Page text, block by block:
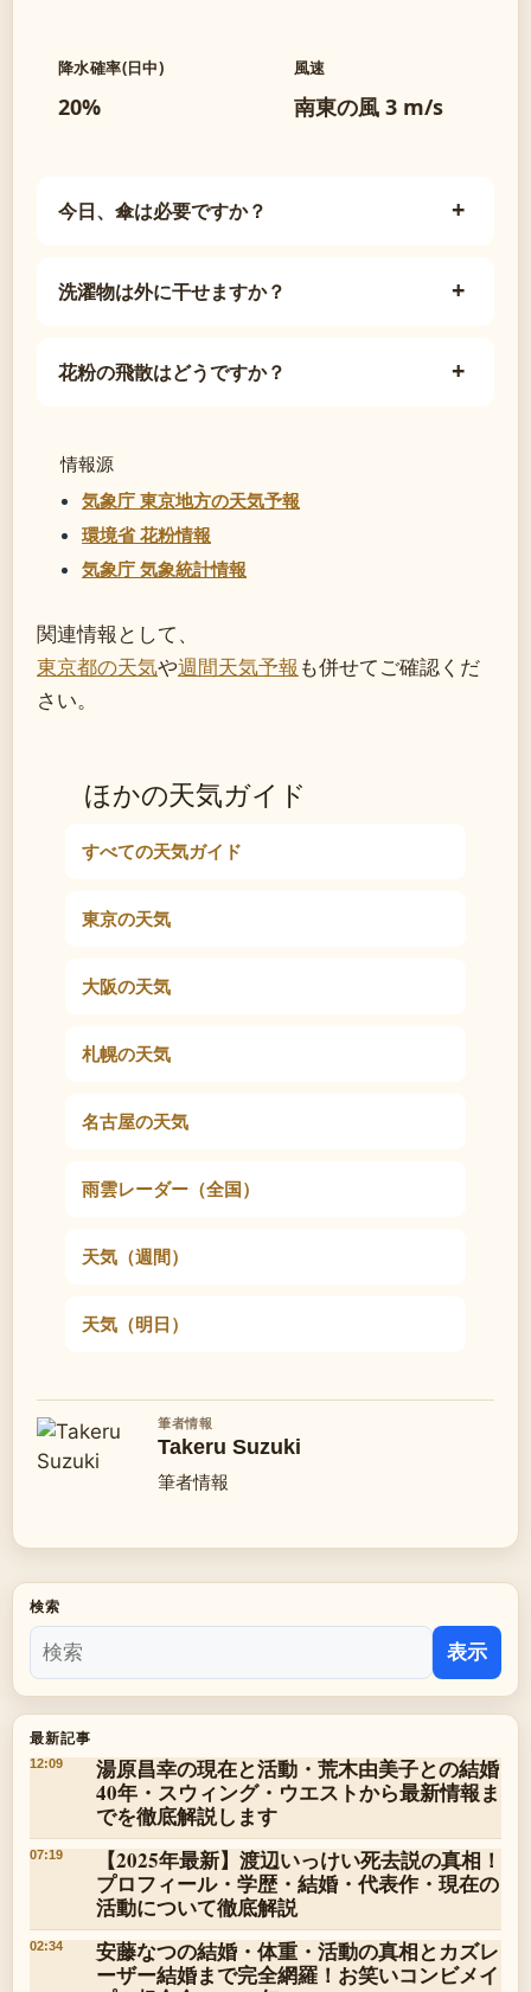
降水確率(日中)
20%
風速
南東の風 3 m/s
今日、傘は必要ですか？
洗濯物は外に干せますか？
花粉の飛散はどうですか？
情報源
気象庁 東京地方の天気予報
環境省 花粉情報
気象庁 気象統計情報
関連情報として、
東京都の天気や週間天気予報 も併せてご確認くだ
さい。
ほかの天気ガイド
すべての天気ガイド
東京の天気
大阪の天気
札幌の天気
名古屋の天気
雨雲レーダー（全国）
天気（週間）
天気（明日）
筆者情報
Takeru Suzuki
筆者情報
検索
表示
最新記事
12:09
湯原昌幸の現在と活動・荒木由美子との結婚
40年・スウィング・ウエストから最新情報ま
でを徹底解説します
07:19
【2025年最新】渡辺いっけい死去説の真相！
プロフィール・学歴・結婚・代表作・現在の
活動について徹底解説
02:34
安藤なつの結婚・体重・活動の真相とカズレ
ーザー結婚まで完全網羅！お笑いコンビメイ